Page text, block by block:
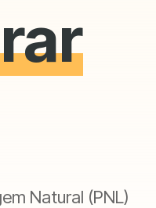
Natural (PNL)